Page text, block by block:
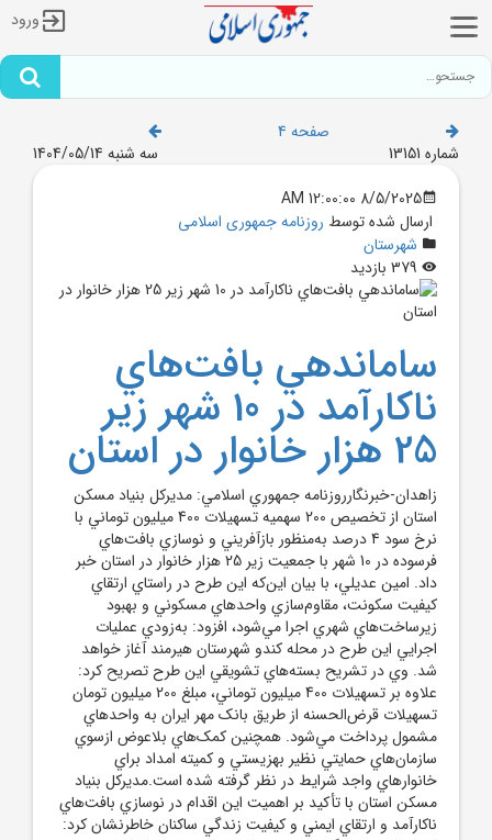
ورود
صفحه 4
شماره 13151
سه شنبه 1404/05/14
8/5/2025 12:00:00 AM
ارسال شده توسط روزنامه جمهوری اسلامی
شهرستان
ساماندهي بافت‌هاي
ناکارآمد در 10 شهر زير
25 هزار خانوار در استان
زاهدان-خبرنگارروزنامه جمهوري اسلامي: مديرکل بنياد مسکن
استان از تخصيص 200 سهميه تسهيلات 400 ميليون توماني با
نرخ سود 4 درصد به‌منظور بازآفريني و نوسازي بافت‌هاي
فرسوده در 10 شهر با جمعيت زير 25 هزار خانوار در استان خبر
داد. امين عديلي، با بيان اين‌که اين طرح در راستاي ارتقاي
کيفيت سکونت، مقاوم‌سازي واحدهاي مسکوني و بهبود
زيرساخت‌هاي شهري اجرا مي‌شود، افزود: به‌زودي عمليات
اجرايي اين طرح در محله کندو شهرستان هيرمند آغاز خواهد
شد. وي در تشريح بسته‌هاي تشويقي اين طرح تصريح کرد:
علاوه بر تسهيلات 400 ميليون توماني، مبلغ 200 ميليون تومان
تسهيلات قرض‌الحسنه از طريق بانک مهر ايران به واحدهاي
مشمول پرداخت مي‌شود. همچنين کمک‌هاي بلاعوض ازسوي
سازمان‌هاي حمايتي نظير بهزيستي و کميته امداد براي
خانوارهاي واجد شرايط در نظر گرفته شده است.مديرکل بنياد
مسکن استان با تأکيد بر اهميت اين اقدام در نوسازي بافت‌هاي
ناکارآمد و ارتقاي ايمني و کيفيت زندگي ساکنان خاطرنشان کرد: